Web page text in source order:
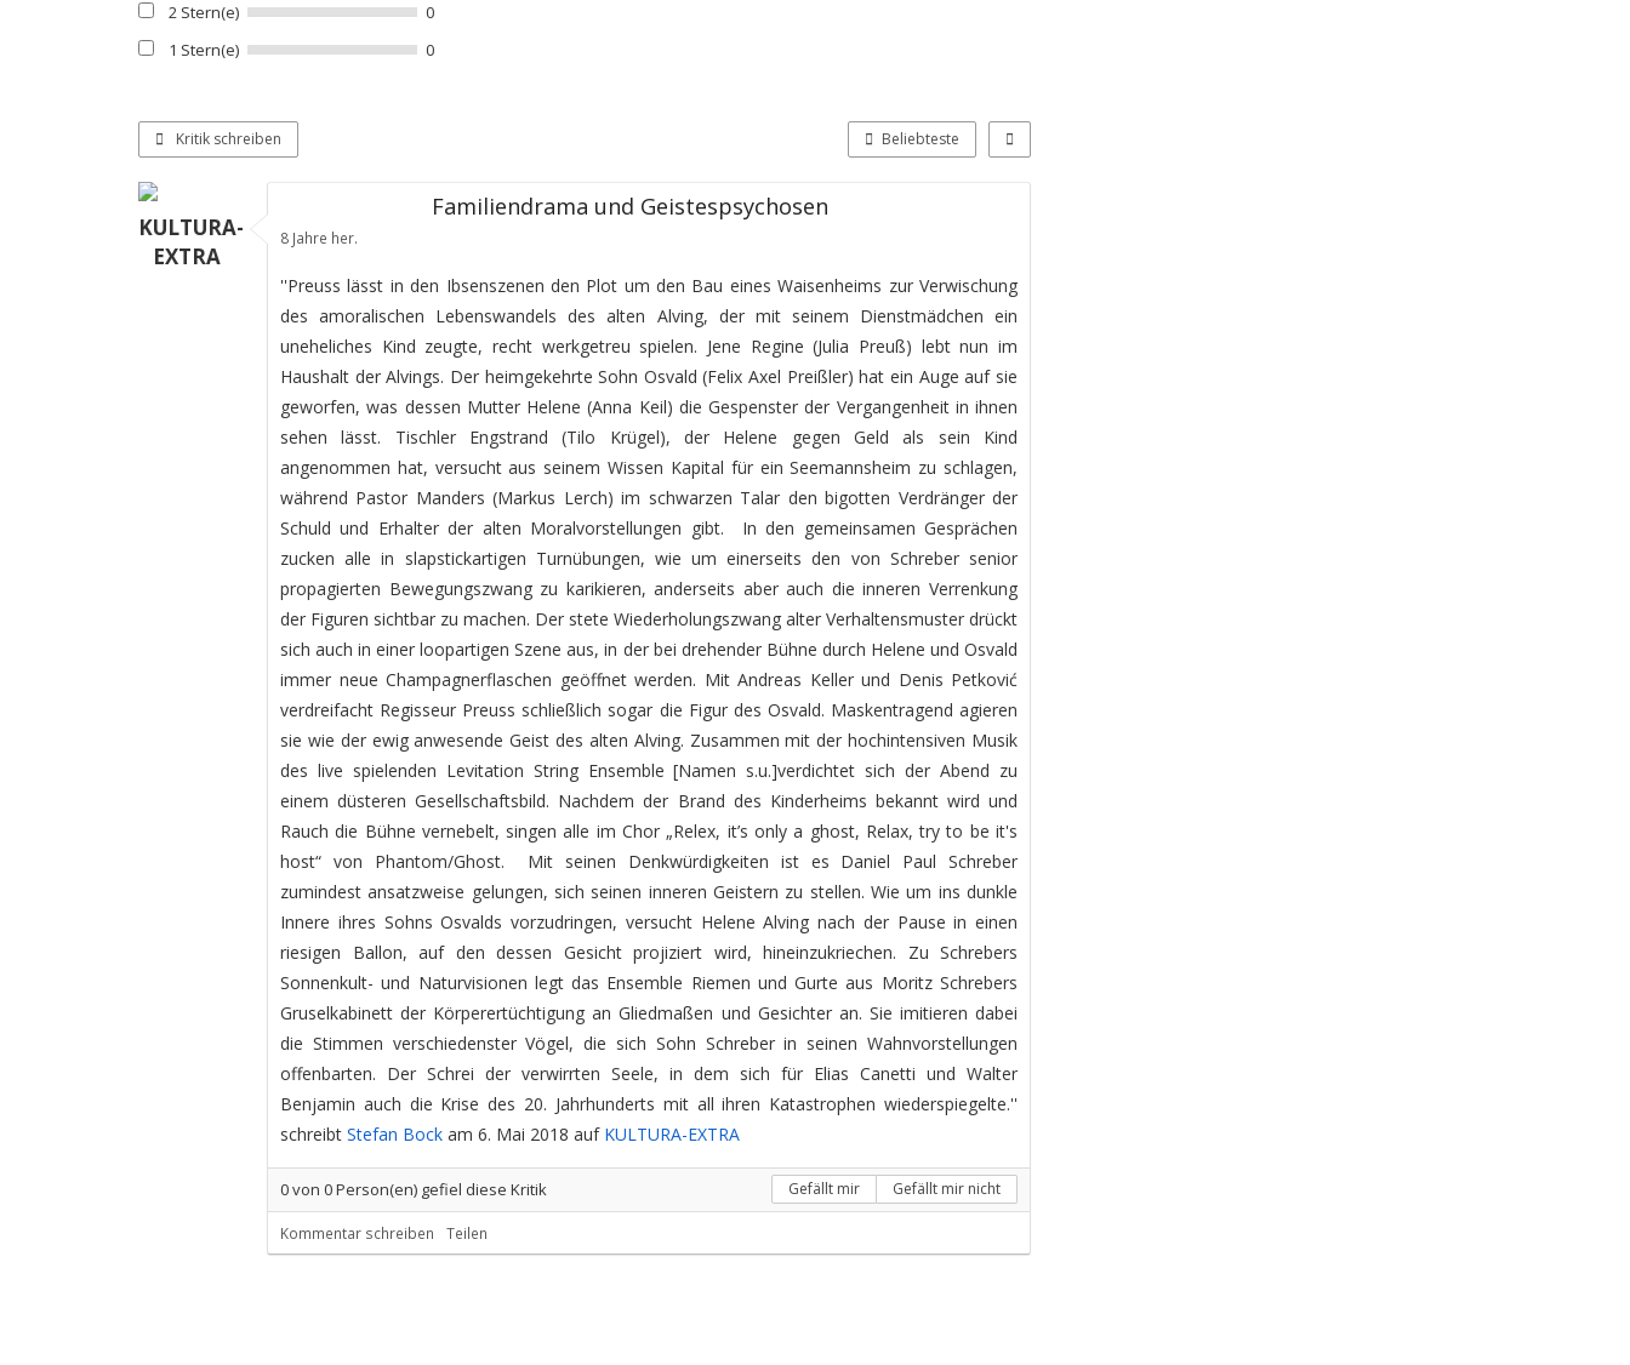
2 Stern(e)
0
1 Stern(e)
0
Kritik schreiben Beliebteste
KULTURA-
EXTRA
Familiendrama und Geistespsychosen
8 Jahre her.
''Preuss lässt in den Ibsenszenen den Plot um den Bau eines Waisenheims zur Verwischung
des amoralischen Lebenswandels des alten Alving, der mit seinem Dienstmädchen ein
uneheliches Kind zeugte, recht werkgetreu spielen. Jene Regine (Julia Preuß) lebt nun im
Haushalt der Alvings. Der heimgekehrte Sohn Osvald (Felix Axel Preißler) hat ein Auge auf sie
geworfen, was dessen Mutter Helene (Anna Keil) die Gespenster der Vergangenheit in ihnen
sehen lässt. Tischler Engstrand (Tilo Krügel), der Helene gegen Geld als sein Kind
angenommen hat, versucht aus seinem Wissen Kapital für ein Seemannsheim zu schlagen,
während Pastor Manders (Markus Lerch) im schwarzen Talar den bigotten Verdränger der
Schuld und Erhalter der alten Moralvorstellungen gibt. In den gemeinsamen Gesprächen
zucken alle in slapstickartigen Turnübungen, wie um einerseits den von Schreber senior
propagierten Bewegungszwang zu karikieren, anderseits aber auch die inneren Verrenkung
der Figuren sichtbar zu machen. Der stete Wiederholungszwang alter Verhaltensmuster drückt
sich auch in einer loopartigen Szene aus, in der bei drehender Bühne durch Helene und Osvald
immer neue Champagnerflaschen geöffnet werden. Mit Andreas Keller und Denis Petković
verdreifacht Regisseur Preuss schließlich sogar die Figur des Osvald. Maskentragend agieren
sie wie der ewig anwesende Geist des alten Alving. Zusammen mit der hochintensiven Musik
des live spielenden Levitation String Ensemble [Namen s.u.]verdichtet sich der Abend zu
einem düsteren Gesellschaftsbild. Nachdem der Brand des Kinderheims bekannt wird und
Rauch die Bühne vernebelt, singen alle im Chor „Relex, it’s only a ghost, Relax, try to be it's
host“ von Phantom/Ghost. Mit seinen Denkwürdigkeiten ist es Daniel Paul Schreber
zumindest ansatzweise gelungen, sich seinen inneren Geistern zu stellen. Wie um ins dunkle
Innere ihres Sohns Osvalds vorzudringen, versucht Helene Alving nach der Pause in einen
riesigen Ballon, auf den dessen Gesicht projiziert wird, hineinzukriechen. Zu Schrebers
Sonnenkult- und Naturvisionen legt das Ensemble Riemen und Gurte aus Moritz Schrebers
Gruselkabinett der Körperertüchtigung an Gliedmaßen und Gesichter an. Sie imitieren dabei
die Stimmen verschiedenster Vögel, die sich Sohn Schreber in seinen Wahnvorstellungen
offenbarten. Der Schrei der verwirrten Seele, in dem sich für Elias Canetti und Walter
Benjamin auch die Krise des 20. Jahrhunderts mit all ihren Katastrophen wiederspiegelte.''
schreibt Stefan Bock am 6. Mai 2018 auf KULTURA-EXTRA
0von 0Person(en) gefiel diese Kritik Gefällt mir Gefällt mir nicht
Kommentar schreiben Teilen